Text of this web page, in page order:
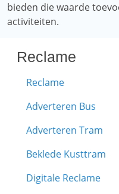
bieden die waarde
activiteiten.
Reclame
Reclame
Adverteren Bus
Adverteren Tram
Beklede Kusttram
Digitale Reclame